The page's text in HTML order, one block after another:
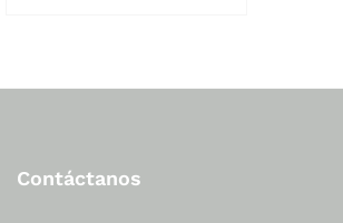
Contáctanos